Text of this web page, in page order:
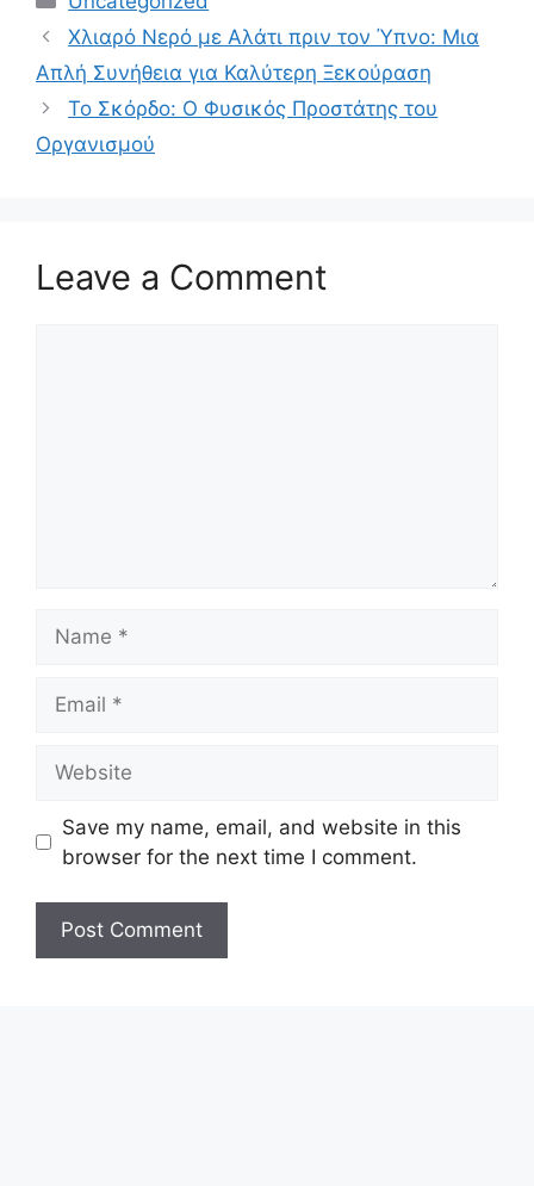
Χλιαρό Νερό με Αλάτι πριν τον Ύπνο: Μια
Απλή Συνήθεια για Καλύτερη Ξεκούραση
Το Σκόρδο: Ο Φυσικός Προστάτης του
Οργανισμού
Leave a Comment
Save my name, email, and website in this
browser for the next time I comment.